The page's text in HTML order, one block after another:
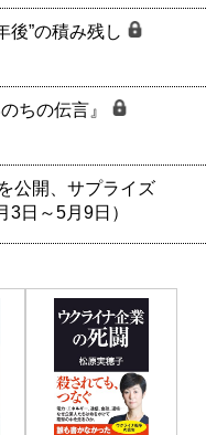
後”の積み残し
ちの伝言』
公開、サプライズ
日～5月9日）